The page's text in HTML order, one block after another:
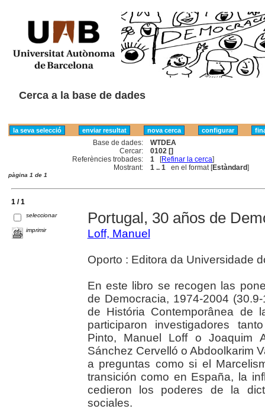
Cerca a la base de dades
Base de dades:
WTDEA
Cercar:
0102 []
Referències trobades:
1 [Refinar la cerca]
Mostrant:
1 .. 1 en el format [Estàndard]
pàgina 1 de 1
1 / 1
seleccionar
imprimir
Portugal, 30 años de
Loff, Manuel
Oporto : Editora da Universidade
En este libro se recogen las
de Democracia, 1974-2004
de História Contemporânea de
participaron investigadores
Pinto, Manuel Loff o Joaquim
Sánchez Cervelló o Abdoolkarim
a preguntas como si el
transición como en España, la
cedieron los poderes de la
sociales.